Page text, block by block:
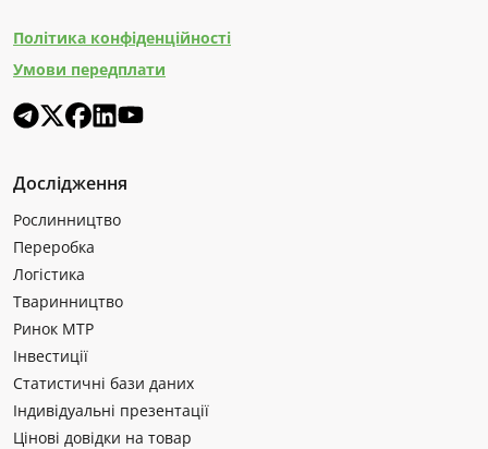
Політика конфіденційності
Умови передплати
Дослідження
Рослинництво
Переробка
Логістика
Тваринництво
Ринок МТР
Інвестиції
Статистичні бази даних
Індивідуальні презентації
Цінові довідки на товар